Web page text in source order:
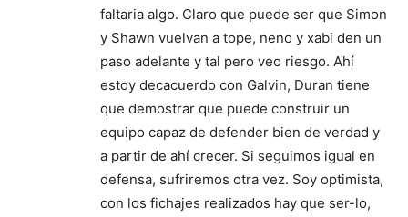
faltaria algo. Claro que puede ser que Simon
y Shawn vuelvan a tope, neno y xabi den un
paso adelante y tal pero veo riesgo. Ahí
estoy decacuerdo con Galvin, Duran tiene
que demostrar que puede construir un
equipo capaz de defender bien de verdad y
a partir de ahí crecer. Si seguimos igual en
defensa, sufriremos otra vez. Soy optimista,
con los fichajes realizados hay que ser-lo,